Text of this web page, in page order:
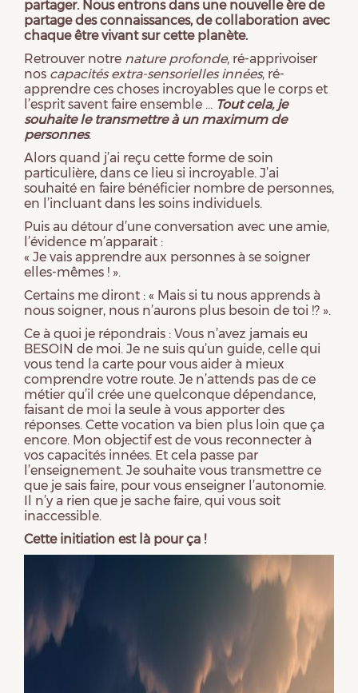
partager. Nous entrons dans une nouvelle ère de
partage des connaissances, de collaboration avec
chaque être vivant sur cette planète.
Retrouver notre nature profonde, ré-apprivoiser
nos capacités extra-sensorielles innées, ré-
apprendre ces choses incroyables que le corps et
l’esprit savent faire ensemble … Tout cela, je
souhaite le transmettre à un maximum de
personnes.
Alors quand j’ai reçu cette forme de soin
particulière, dans ce lieu si incroyable. J’ai
souhaité en faire bénéficier nombre de personnes,
en l’incluant dans les soins individuels.
Puis au détour d’une conversation avec une amie,
l’évidence m’apparait :
« Je vais apprendre aux personnes à se soigner
elles-mêmes ! ».
Certains me diront : « Mais si tu nous apprends à
nous soigner, nous n’aurons plus besoin de toi !? ».
Ce à quoi je répondrais : Vous n’avez jamais eu
BESOIN de moi. Je ne suis qu’un guide, celle qui
vous tend la carte pour vous aider à mieux
comprendre votre route. Je n’attends pas de ce
métier qu’il crée une quelconque dépendance,
faisant de moi la seule à vous apporter des
réponses. Cette vocation va bien plus loin que ça
encore. Mon objectif est de vous reconnecter à
vos capacités innées. Et cela passe par
l’enseignement. Je souhaite vous transmettre ce
que je sais faire, pour vous enseigner l’autonomie.
Il n’y a rien que je sache faire, qui vous soit
inaccessible.
Cette initiation est là pour ça !